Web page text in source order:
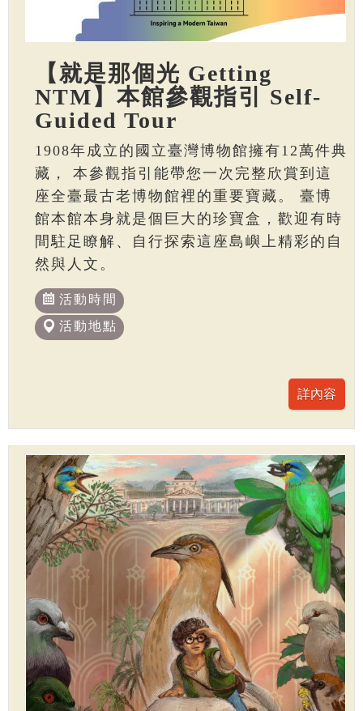
【就是那個光 Getting
NTM】本館參觀指引 Self-
Guided Tour
1908年成立的國立臺灣博物館擁有12萬件典
藏， 本參觀指引能帶您一次完整欣賞到這
座全臺最古老博物館裡的重要寶藏。 臺博
館本館本身就是個巨大的珍寶盒，歡迎有時
間駐足瞭解、自行探索這座島嶼上精彩的自
然與人文。
活動時間
活動地點